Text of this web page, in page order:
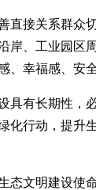
直接关系群众
岸、工业园区
、幸福感、安
具有长期性，
化行动，提升
态文明建设使